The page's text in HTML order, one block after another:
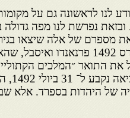
לנו לראשונה גם על
ובזאת נפרשת לנו מפה
מספרם של אלה שיצאו
הזה חתמו ב־ 31 במארס 1492
של היהדות בספרד. אלא